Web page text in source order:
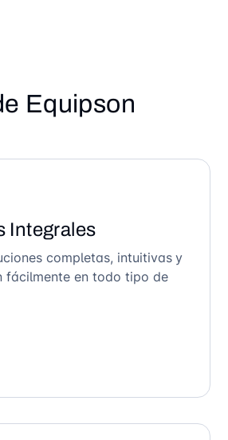
Equipson
Integrales
completas, intuitivas y
fácilmente en todo tipo de